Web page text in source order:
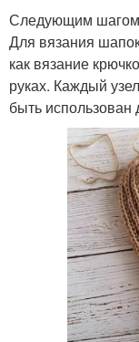
Следующим шагом
Для вязания
как вязание
руках. Каждый
быть